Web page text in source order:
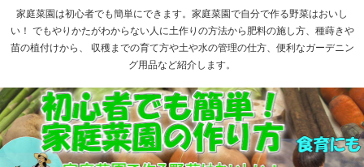
家庭菜園は初心者でも簡単にできます。家庭菜園で自分で作る野菜はおいし
い！ でもやりかたがわからない人に土作りの方法から肥料の施し方、種蒔きや
苗の植付けから、 収穫までの育て方や土や水の管理の仕方、便利なガーデニン
グ用品など紹介します。